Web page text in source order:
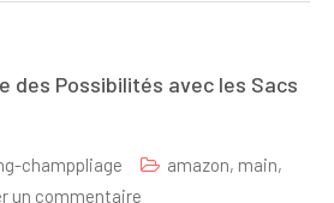
des Possibilités avec les Sacs
champpliage amazon, main,
un commentaire